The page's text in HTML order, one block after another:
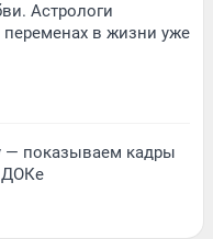
Астрологи
в жизни уже
— показываем кадры
ДОКе